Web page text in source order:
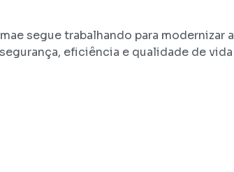
segue trabalhando para modernizar a
eficiência e qualidade de vida